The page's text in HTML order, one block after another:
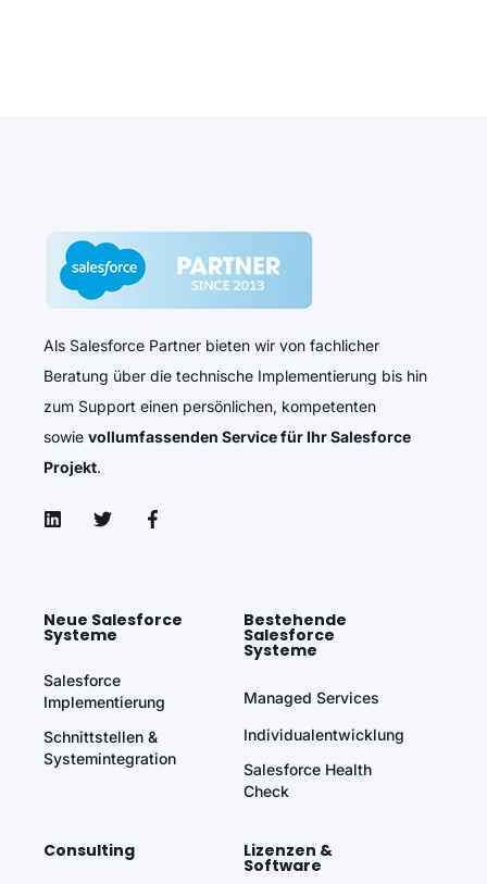
Als Salesforce Partner bieten wir von fachlicher
Beratung über die technische Implementierung bis hin
zum Support einen persönlichen, kompetenten
sowie vollumfassenden Service für Ihr Salesforce
Projekt.
Neue Salesforce
Systeme
Salesforce
Implementierung
Schnittstellen &
Systemintegration
Bestehende
Salesforce
Systeme
Managed Services
Individualentwicklung
Salesforce Health
Check
Consulting Lizenzen &
Software